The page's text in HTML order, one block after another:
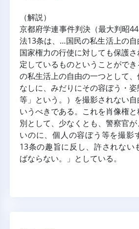
（解説）
京都府学連事件判決（最大判昭
法13条は、…国民の私生活上の
国家権力の行使に対しても保護
定しているものということがで
の私生活上の自由の一つとして
なしに、みだりにその容ぼう・
等」という。）を撮影されない
いうべきである。これを肖像権
別として、少なくとも、警察官
いのに、個人の容ぼう等を撮影
13条の趣旨に反し、許されない
ばならない。」としている。